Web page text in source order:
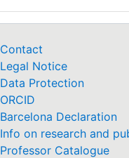
Contact
Legal Notice
Data Protection
ORCID
Barcelona Declaration
Info on research and
Professor Catalogue